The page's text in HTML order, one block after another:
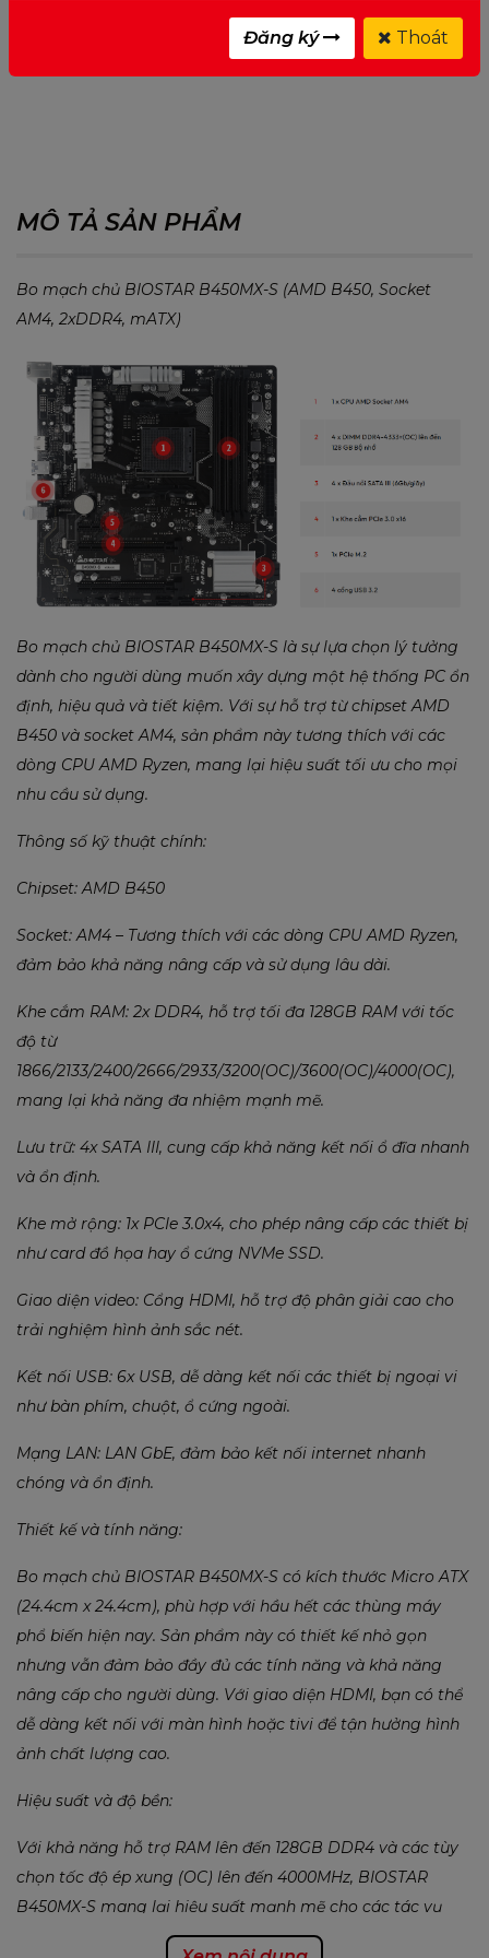
MÔ TẢ SẢN PHẨM
Bo mạch chủ BIOSTAR B450MX-S (AMD B450, Socket
AM4, 2xDDR4, mATX)
Bo mạch chủ BIOSTAR B450MX-S là sự lựa chọn lý tưởng
dành cho người dùng muốn xây dựng một hệ thống PC ổn
định, hiệu quả và tiết kiệm. Với sự hỗ trợ từ chipset AMD
B450 và socket AM4, sản phẩm này tương thích với các
dòng CPU AMD Ryzen, mang lại hiệu suất tối ưu cho mọi
nhu cầu sử dụng.
Thông số kỹ thuật chính:
Chipset: AMD B450
Socket: AM4 – Tương thích với các dòng CPU AMD Ryzen,
đảm bảo khả năng nâng cấp và sử dụng lâu dài.
Khe cắm RAM: 2x DDR4, hỗ trợ tối đa 128GB RAM với tốc
độ từ
1866/2133/2400/2666/2933/3200(OC)/3600(OC)/4000(OC),
mang lại khả năng đa nhiệm mạnh mẽ.
Lưu trữ: 4x SATA III, cung cấp khả năng kết nối ổ đĩa nhanh
và ổn định.
Khe mở rộng: 1x PCIe 3.0x4, cho phép nâng cấp các thiết bị
như card đồ họa hay ổ cứng NVMe SSD.
Giao diện video: Cổng HDMI, hỗ trợ độ phân giải cao cho
trải nghiệm hình ảnh sắc nét.
Kết nối USB: 6x USB, dễ dàng kết nối các thiết bị ngoại vi
như bàn phím, chuột, ổ cứng ngoài.
Mạng LAN: LAN GbE, đảm bảo kết nối internet nhanh
chóng và ổn định.
Thiết kế và tính năng:
Bo mạch chủ BIOSTAR B450MX-S có kích thước Micro ATX
(24.4cm x 24.4cm), phù hợp với hầu hết các thùng máy
phổ biến hiện nay. Sản phẩm này có thiết kế nhỏ gọn
nhưng vẫn đảm bảo đầy đủ các tính năng và khả năng
nâng cấp cho người dùng. Với giao diện HDMI, bạn có thể
dễ dàng kết nối với màn hình hoặc tivi để tận hưởng hình
ảnh chất lượng cao.
Hiệu suất và độ bền:
Với khả năng hỗ trợ RAM lên đến 128GB DDR4 và các tùy
chọn tốc độ ép xung (OC) lên đến 4000MHz, BIOSTAR
B450MX-S mang lại hiệu suất mạnh mẽ cho các tác vụ
nặng như chơi game, xử lý đồ họa, và làm việc đa nhiệm.
Đăng ký Thoát